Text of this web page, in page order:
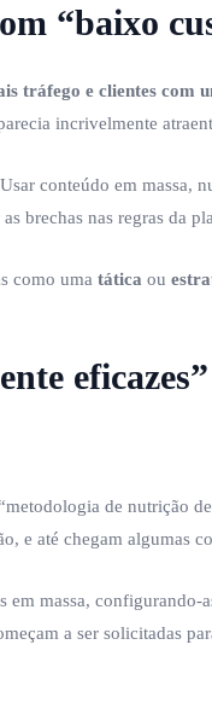
“baixo
tráfego e clientes com
incrivelmente
conteúdo em
brechas nas regras da
como uma tática ou
de nutrição
e até chegam algumas
em massa,
a ser solicitadas